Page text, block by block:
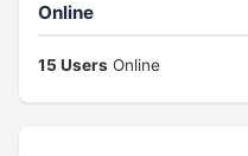
Online
15 Users Online